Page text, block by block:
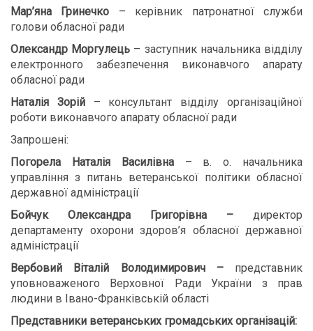
Мар’яна Гринечко – керівник патронатної служби
голови обласної ради
Олександр Моргулець – заступник начальника відділу
електронного забезпечення виконавчого апарату
обласної ради
Наталія Зорій– консультант відділу організаційної
роботи виконавчого апарату обласної ради
Запрошені:
Погорела Наталія Василівна – в. о. начальника
управління з питань ветеранської політики обласної
державної адміністрації
Бойчук Олександра Григорівна – директор
департаменту охорони здоров’я обласної державної
адміністрації
Вербовий Віталій Володимирович – представник
уповноваженого Верховної Ради України з прав
людини в Івано-Франківській області
Представники ветеранських громадських організацій: